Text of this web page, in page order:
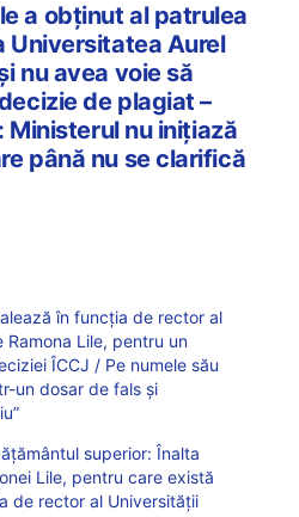
a obținut al patrulea
Universitatea Aurel
nu avea voie să
de plagiat –
Ministerul nu inițiază
până nu se clarifică
în funcția de rector al
Ramona Lile, pentru un
ÎCCJ / Pe numele său
un dosar de fals şi
superior: Înalta
Lile, pentru care există
de rector al Universității